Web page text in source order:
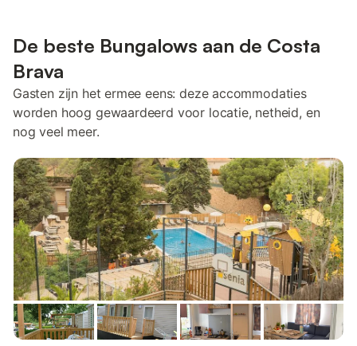
De beste Bungalows aan de Costa
Brava
Gasten zijn het ermee eens: deze accommodaties
worden hoog gewaardeerd voor locatie, netheid, en
nog veel meer.